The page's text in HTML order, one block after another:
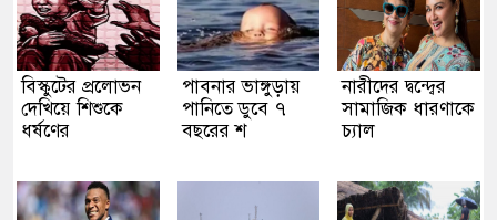
বিস্কুটের প্রলোভন
দেখিয়ে শিশুকে
ধর্ষণের
পাবনার ভাঙ্গুড়ায়
পানিতে ডুবে ৭
বছরের শ
নারীদের দ্বন্দ্বের
সামাজিক ধারণাকে
চ্যাল